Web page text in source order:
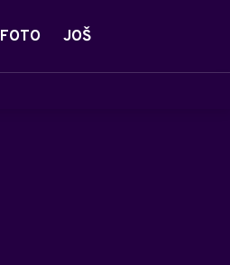
FOTO JOŠ